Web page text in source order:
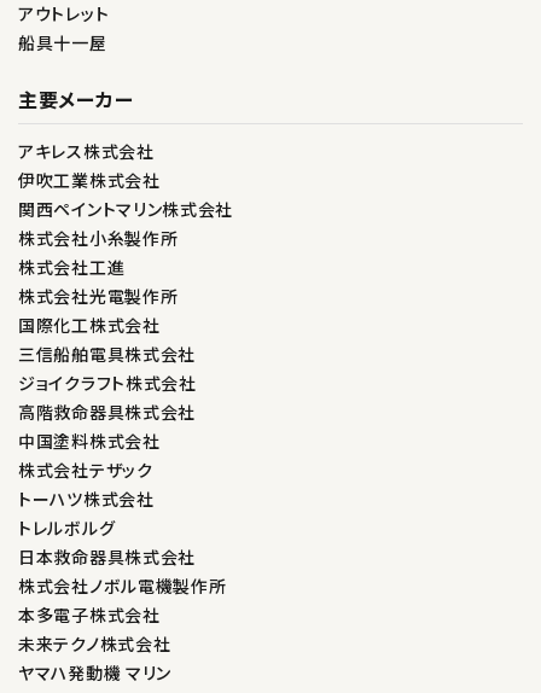
アウトレット
船具十一屋
主要メーカー
アキレス株式会社
伊吹工業株式会社
関西ペイントマリン株式会社
株式会社小糸製作所
株式会社工進
株式会社光電製作所
国際化工株式会社
三信船舶電具株式会社
ジョイクラフト株式会社
高階救命器具株式会社
中国塗料株式会社
株式会社テザック
トーハツ株式会社
トレルボルグ
日本救命器具株式会社
株式会社ノボル電機製作所
本多電子株式会社
未来テクノ株式会社
ヤマハ発動機 マリン